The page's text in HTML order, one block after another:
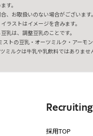
す。
、お取扱いのない場合がございます。
ラストはイメージを含みます。
乳は、調整豆乳のことです。
トの豆乳・オーツミルク・アーモ
ミルクは牛乳や乳飲料ではありませ
Recruiting
採用TOP